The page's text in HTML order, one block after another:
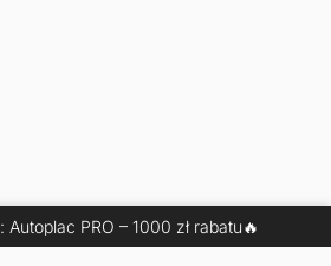
Autoplac PRO – 1000 zł rabatu🔥